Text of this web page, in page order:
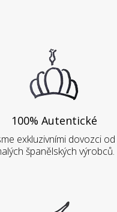
100% Autentické
exkluzivními dovozci od
španělských výrobců.